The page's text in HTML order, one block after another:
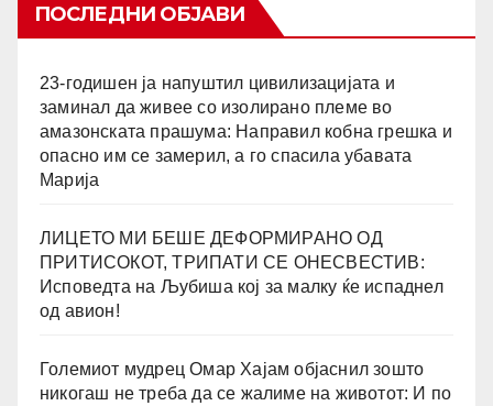
ПОСЛЕДНИ ОБЈАВИ
23-годишен ја напуштил цивилизацијата и
заминал да живее со изолирано племе во
амазонската прашума: Направил кобна грешка и
опасно им се замерил, а го спасила убавата
Марија
ЛИЦЕТО МИ БЕШЕ ДЕФОРМИРАНО ОД
ПРИТИСОКОТ, ТРИПАТИ СЕ ОНЕСВЕСТИВ:
Исповедта на Љубиша кој за малку ќе испаднел
од авион!
Големиот мудрец Омар Хајам објаснил зошто
никогаш не треба да се жалиме на животот: И по